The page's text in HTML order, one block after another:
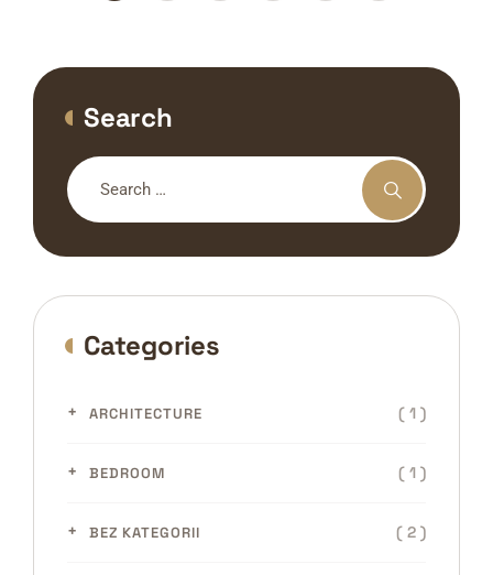
Search
Categories
ARCHITECTURE ( 1 )
BEDROOM ( 1 )
BEZ KATEGORII ( 2 )